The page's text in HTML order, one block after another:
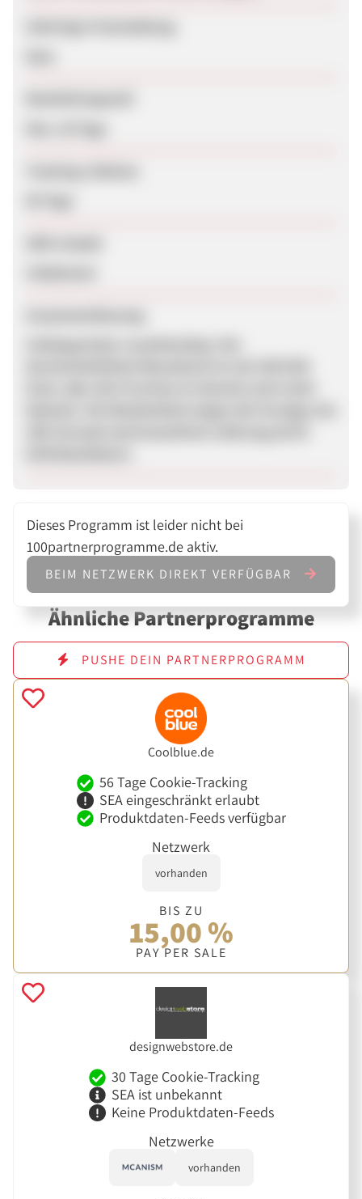
Dieses Programm ist leider nicht bei
100partnerprogramme.de aktiv.
BEIM NETZWERK DIREKT VERFÜGBAR
Ähnliche Partnerprogramme
PUSHE DEIN PARTNERPROGRAMM
Coolblue.de
56 Tage Cookie-Tracking
SEA eingeschränkt erlaubt
Produktdaten-Feeds verfügbar
Netzwerk
vorhanden
BIS ZU
15,00 %
PAY PER SALE
designwebstore.de
30 Tage Cookie-Tracking
SEA ist unbekannt
Keine Produktdaten-Feeds
Netzwerke
vorhanden